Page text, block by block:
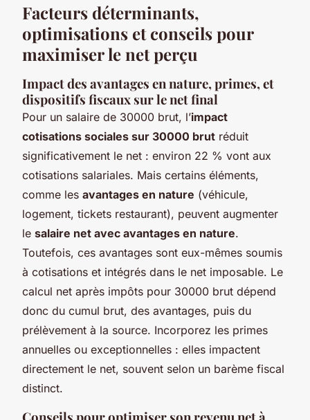
Facteurs déterminants,
optimisations et conseils pour
maximiser le net perçu
Impact des avantages en nature, primes, et
dispositifs fiscaux sur le net final
Pour un salaire de 30000 brut, l’impact
cotisations sociales sur 30000 brut réduit
significativement le net : environ 22 % vont aux
cotisations salariales. Mais certains éléments,
comme les avantages en nature (véhicule,
logement, tickets restaurant), peuvent augmenter
le salaire net avec avantages en nature.
Toutefois, ces avantages sont eux-mêmes soumis
à cotisations et intégrés dans le net imposable. Le
calcul net après impôts pour 30000 brut dépend
donc du cumul brut, des avantages, puis du
prélèvement à la source. Incorporez les primes
annuelles ou exceptionnelles : elles impactent
directement le net, souvent selon un barème fiscal
distinct.